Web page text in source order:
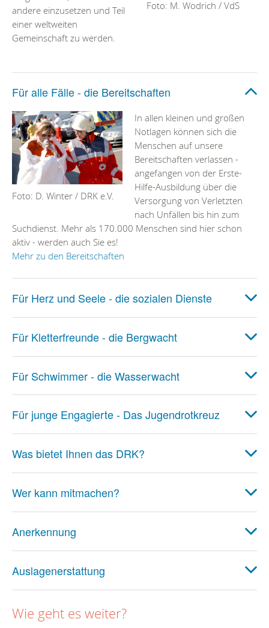
Foto: M. Wodrich / VdS
andere einzusetzen und Teil
einer weltweiten
Gemeinschaft zu werden.
Für alle Fälle - die Bereitschaften
Foto: D. Winter / DRK e.V.
In allen kleinen und großen
Notlagen können sich die
Menschen auf unsere
Bereitschaften verlassen -
angefangen von der Erste-
Hilfe-Ausbildung über die
Versorgung von Verletzten
nach Unfällen bis hin zum
Suchdienst. Mehr als 170.000 Menschen sind hier schon
aktiv - werden auch Sie es!
Mehr zu den Bereitschaften
Für Herz und Seele - die sozialen Dienste
Für Kletterfreunde - die Bergwacht
Für Schwimmer - die Wasserwacht
Für junge Engagierte - Das Jugendrotkreuz
Was bietet Ihnen das DRK?
Wer kann mitmachen?
Anerkennung
Auslagenerstattung
Wie geht es weiter?